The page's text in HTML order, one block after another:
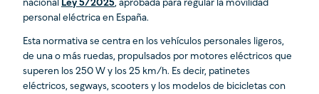
nacional Ley 5/2025, aprobada para regular la movilidad
personal eléctrica en España.
Esta normativa se centra en los vehículos personales ligeros,
de una o más ruedas, propulsados por motores eléctricos que
superen los 250 W y los 25 km/h. Es decir, patinetes
eléctricos, segways, scooters y los modelos de bicicletas con